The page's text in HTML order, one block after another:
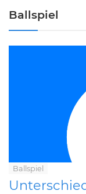
Ballspiel
Ballspiel